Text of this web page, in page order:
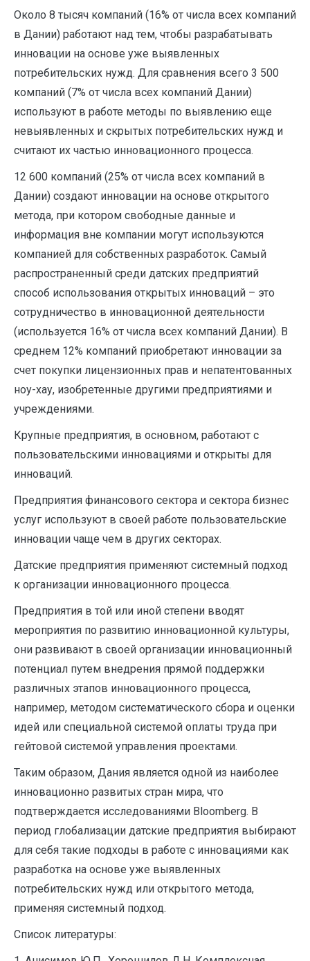
Около 8 тысяч компаний (16% от числа всех компаний
в Дании) работают над тем, чтобы разрабатывать
инновации на основе уже выявленных
потребительских нужд. Для сравнения всего 3 500
компаний (7% от числа всех компаний Дании)
используют в работе методы по выявлению еще
невыявленных и скрытых потребительских нужд и
считают их частью инновационного процесса.
12 600 компаний (25% от числа всех компаний в
Дании) создают инновации на основе открытого
метода, при котором свободные данные и
информация вне компании могут используются
компанией для собственных разработок. Самый
распространенный среди датских предприятий
способ использования открытых инноваций – это
сотрудничество в инновационной деятельности
(используется 16% от числа всех компаний Дании). В
среднем 12% компаний приобретают инновации за
счет покупки лицензионных прав и непатентованных
ноу-хау, изобретенные другими предприятиями и
учреждениями.
Крупные предприятия, в основном, работают с
пользовательскими инновациями и открыты для
инноваций.
Предприятия финансового сектора и сектора бизнес
услуг используют в своей работе пользовательские
инновации чаще чем в других секторах.
Датские предприятия применяют системный подход
к организации инновационного процесса.
Предприятия в той или иной степени вводят
мероприятия по развитию инновационной культуры,
они развивают в своей организации инновационный
потенциал путем внедрения прямой поддержки
различных этапов инновационного процесса,
например, методом систематического сбора и оценки
идей или специальной системой оплаты труда при
гейтовой системой управления проектами.
Таким образом, Дания является одной из наиболее
инновационно развитых стран мира, что
подтверждается исследованиями Bloomberg. В
период глобализации датские предприятия выбирают
для себя такие подходы в работе с инновациями как
разработка на основе уже выявленных
потребительских нужд или открытого метода,
применяя системный подход.
Список литературы: